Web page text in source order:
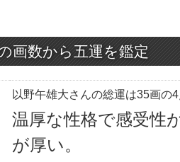
画数から五運を鑑定
以野午雄大さんの総運は35画の4
温厚な性格で感受性
が厚い。